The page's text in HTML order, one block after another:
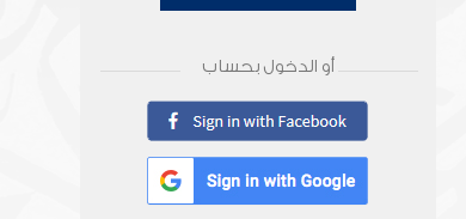
أو الدخول بحساب